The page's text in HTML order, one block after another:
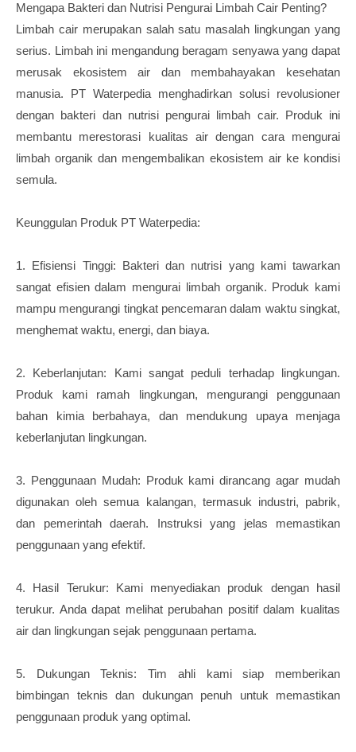
Mengapa Bakteri dan Nutrisi Pengurai Limbah Cair Penting?
Limbah cair merupakan salah satu masalah lingkungan yang
serius. Limbah ini mengandung beragam senyawa yang dapat
merusak ekosistem air dan membahayakan kesehatan
manusia. PT Waterpedia menghadirkan solusi revolusioner
dengan bakteri dan nutrisi pengurai limbah cair. Produk ini
membantu merestorasi kualitas air dengan cara mengurai
limbah organik dan mengembalikan ekosistem air ke kondisi
semula.
Keunggulan Produk PT Waterpedia:
1. Efisiensi Tinggi: Bakteri dan nutrisi yang kami tawarkan
sangat efisien dalam mengurai limbah organik. Produk kami
mampu mengurangi tingkat pencemaran dalam waktu singkat,
menghemat waktu, energi, dan biaya.
2. Keberlanjutan: Kami sangat peduli terhadap lingkungan.
Produk kami ramah lingkungan, mengurangi penggunaan
bahan kimia berbahaya, dan mendukung upaya menjaga
keberlanjutan lingkungan.
3. Penggunaan Mudah: Produk kami dirancang agar mudah
digunakan oleh semua kalangan, termasuk industri, pabrik,
dan pemerintah daerah. Instruksi yang jelas memastikan
penggunaan yang efektif.
4. Hasil Terukur: Kami menyediakan produk dengan hasil
terukur. Anda dapat melihat perubahan positif dalam kualitas
air dan lingkungan sejak penggunaan pertama.
5. Dukungan Teknis: Tim ahli kami siap memberikan
bimbingan teknis dan dukungan penuh untuk memastikan
penggunaan produk yang optimal.